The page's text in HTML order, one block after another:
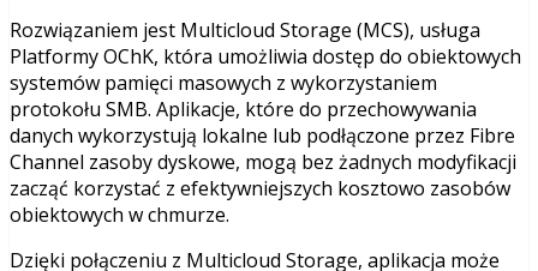
Rozwiązaniem jest Multicloud Storage (MCS), usługa
Platformy OChK, która umożliwia dostęp do obiektowych
systemów pamięci masowych z wykorzystaniem
protokołu SMB. Aplikacje, które do przechowywania
danych wykorzystują lokalne lub podłączone przez Fibre
Channel zasoby dyskowe, mogą bez żadnych modyfikacji
zacząć korzystać z efektywniejszych kosztowo zasobów
obiektowych w chmurze.
Dzięki połączeniu z Multicloud Storage, aplikacja może